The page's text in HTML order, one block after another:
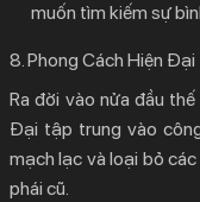
muốn tìm kiếm sự
8. Phong Cách Hiện
Ra đời vào nửa đầu
Đại tập trung vào
mạch lạc và loại bỏ
phái cũ.